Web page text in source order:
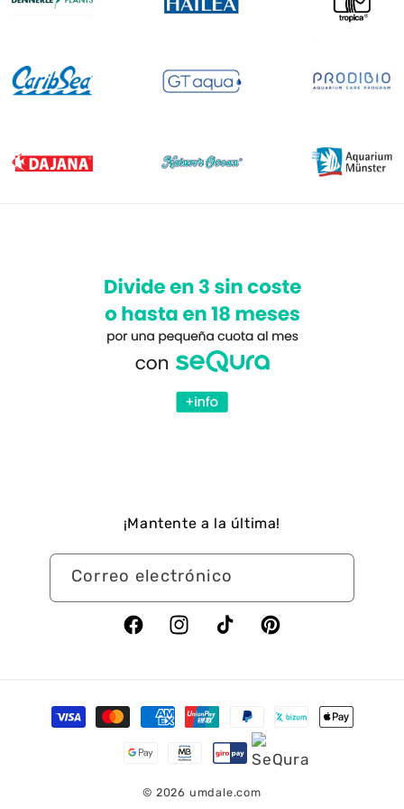
¡Mantente a la última!
Correo electrónico
FacebookInstagramTikTok Pinterest
Formas
de
© 2026 umdale.com